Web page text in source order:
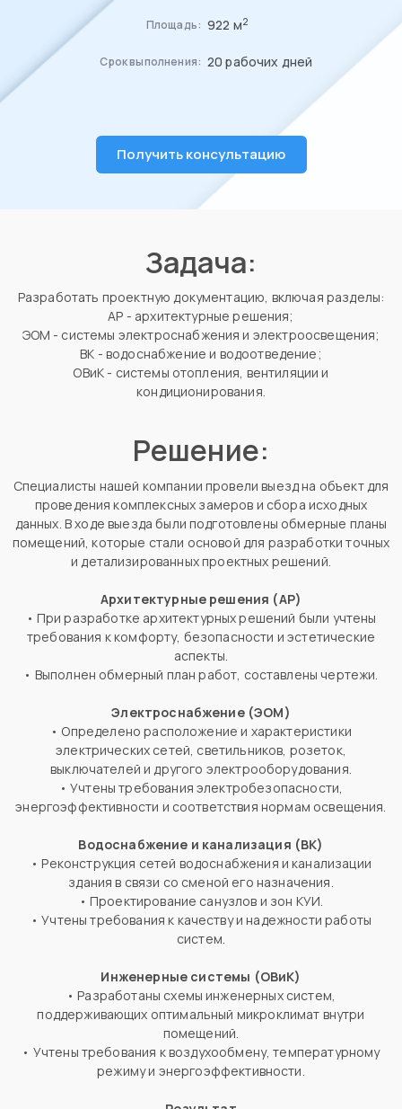
Площадь: 922 м2
Срок выполнения: 20 рабочих дней
Получить консультацию
Задача:
Разработать проектную документацию, включая разделы:
АР - архитектурные решения;
ЭОМ - системы электроснабжения и электроосвещения;
ВК - водоснабжение и водоотведение;
ОВиК - системы отопления, вентиляции и
кондиционирования.
Решение:
Специалисты нашей компании провели выезд на объект для
проведения комплексных замеров и сбора исходных
данных. В ходе выезда были подготовлены обмерные планы
помещений, которые стали основой для разработки точных
и детализированных проектных решений.
Архитектурные решения (АР)
• При разработке архитектурных решений были учтены
требования к комфорту, безопасности и эстетические
аспекты.
• Выполнен обмерный план работ, составлены чертежи.
Электроснабжение (ЭОМ)
• Определено расположение и характеристики
электрических сетей, светильников, розеток,
выключателей и другого электрооборудования.
• Учтены требования электробезопасности,
энергоэффективности и соответствия нормам освещения.
Водоснабжение и канализация (ВК)
• Реконструкция сетей водоснабжения и канализации
здания в связи со сменой его назначения.
• Проектирование санузлов и зон КУИ.
• Учтены требования к качеству и надежности работы
систем.
Инженерные системы (ОВиК)
• Разработаны схемы инженерных систем,
поддерживающих оптимальный микроклимат внутри
помещений.
• Учтены требования к воздухообмену, температурному
режиму и энергоэффективности.